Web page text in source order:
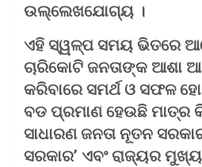
ଉଲ୍ଲେଖଯୋଗ୍ୟ ।
ଏହି ସ୍ୱଳ୍ପ ସମୟ ଭିତରେ
ଚାରିକୋଟି ଜନତାଙ୍କ ଆଶା
କରିବାରେ ସମର୍ଥ ଓ ସଫଳ
ବଡ ପ୍ରମାଣ ହେଉଛି ମାତ୍ର
ସାଧାରଣ ଜନତା ନୂତନ
ସରକାର’ ଏବଂ ରାଜ୍ୟର